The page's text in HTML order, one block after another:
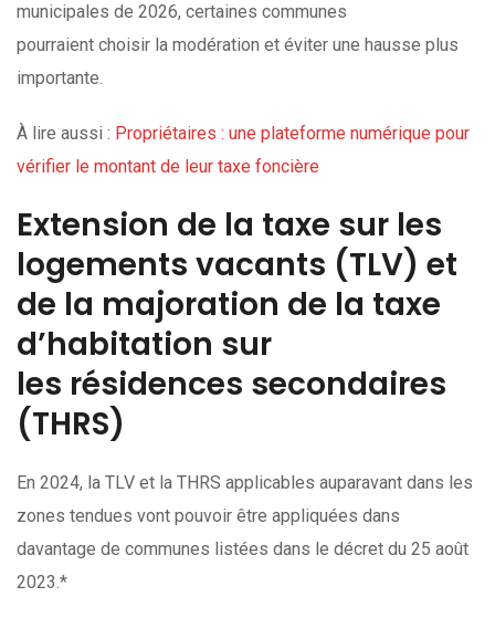
municipales de 2026, certaines communes
pourraient choisir la modération et éviter une hausse plus
importante.
À lire aussi : Propriétaires : une plateforme numérique pour
vérifier le montant de leur taxe foncière
Extension de la taxe sur les
logements vacants (TLV) et
de la majoration de la taxe
d’habitation sur
les résidences secondaires
(THRS)
En 2024, la TLV et la THRS applicables auparavant dans les
zones tendues vont pouvoir être appliquées dans
davantage de communes listées dans le décret du 25 août
2023.*